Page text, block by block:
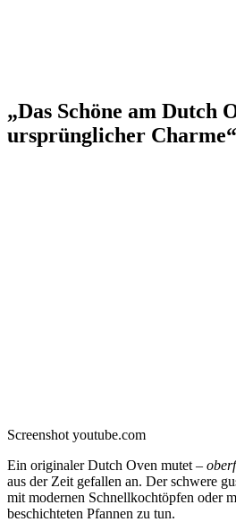
„Das Schöne am Dutch
ursprünglicher Charme“
Screenshot youtube.com
Ein originaler Dutch Oven mutet –
aus der Zeit gefallen an. Der schwere
mit modernen Schnellkochtöpfen oder
beschichteten Pfannen zu tun.